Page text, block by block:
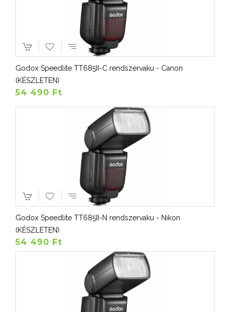
Godox Speedlite TT685II-C rendszervaku - Canon
(KÉSZLETEN)
54 490 Ft
Godox Speedlite TT685II-N rendszervaku - Nikon
(KÉSZLETEN)
54 490 Ft